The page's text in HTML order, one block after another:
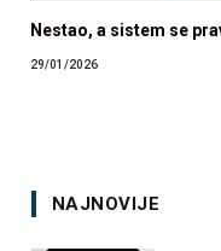
Nestao, a sistem se
29/01/2026
NAJNOVIJE